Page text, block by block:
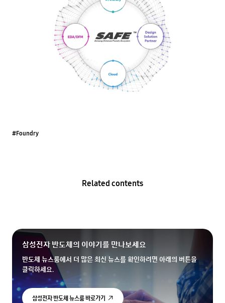
#Foundry
Related contents
삼성전자 반도체의 이야기를 만나보세요
반도체 뉴스룸에서 더 많은 최신 뉴스를 확인하려면 아래의 버튼을
클릭하세요.
삼성전자 반도체 뉴스룸 바로가기